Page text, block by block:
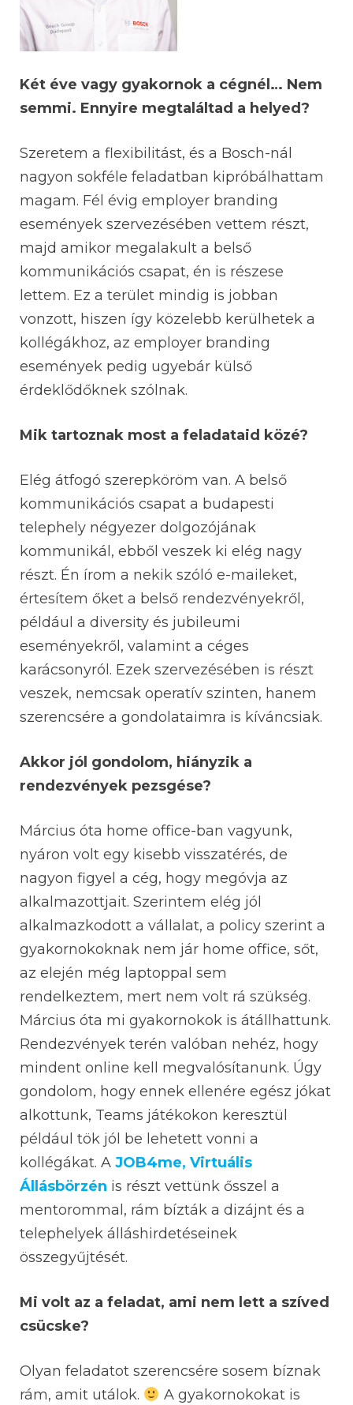
Két éve vagy gyakornok a cégnél… Nem
semmi. Ennyire megtaláltad a helyed?
Szeretem a flexibilitást, és a Bosch-nál
nagyon sokféle feladatban kipróbálhattam
magam. Fél évig employer branding
események szervezésében vettem részt,
majd amikor megalakult a belső
kommunikációs csapat, én is részese
lettem. Ez a terület mindig is jobban
vonzott, hiszen így közelebb kerülhetek a
kollégákhoz, az employer branding
események pedig ugyebár külső
érdeklődőknek szólnak.
Mik tartoznak most a feladataid közé?
Elég átfogó szerepköröm van. A belső
kommunikációs csapat a budapesti
telephely négyezer dolgozójának
kommunikál, ebből veszek ki elég nagy
részt. Én írom a nekik szóló e-maileket,
értesítem őket a belső rendezvényekről,
például a diversity és jubileumi
eseményekről, valamint a céges
karácsonyról. Ezek szervezésében is részt
veszek, nemcsak operatív szinten, hanem
szerencsére a gondolataimra is kíváncsiak.
Akkor jól gondolom, hiányzik a
rendezvények pezsgése?
Március óta home office-ban vagyunk,
nyáron volt egy kisebb visszatérés, de
nagyon figyel a cég, hogy megóvja az
alkalmazottjait. Szerintem elég jól
alkalmazkodott a vállalat, a policy szerint a
gyakornokoknak nem jár home office, sőt,
az elején még laptoppal sem
rendelkeztem, mert nem volt rá szükség.
Március óta mi gyakornokok is átállhattunk.
Rendezvények terén valóban nehéz, hogy
mindent online kell megvalósítanunk. Úgy
gondolom, hogy ennek ellenére egész jókat
alkottunk, Teams játékokon keresztül
például tök jól be lehetett vonni a
kollégákat. A JOB4me, Virtuális
Állásbörzén is részt vettünk ősszel a
mentorommal, rám bízták a dizájnt és a
telephelyek álláshirdetéseinek
összegyűjtését.
Mi volt az a feladat, ami nem lett a szíved
csücske?
Olyan feladatot szerencsére sosem bíznak
rám, amit utálok.
A gyakornokokat is